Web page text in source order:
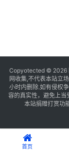
Copyotected © 2026
网收集,不代表本站立
小时内删除.如有侵权
容的真实性，避免上当
本站捐赠打赏功
首页